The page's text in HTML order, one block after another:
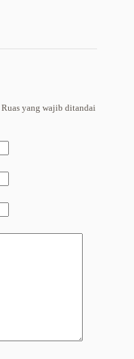
Ruas yang wajib ditandai